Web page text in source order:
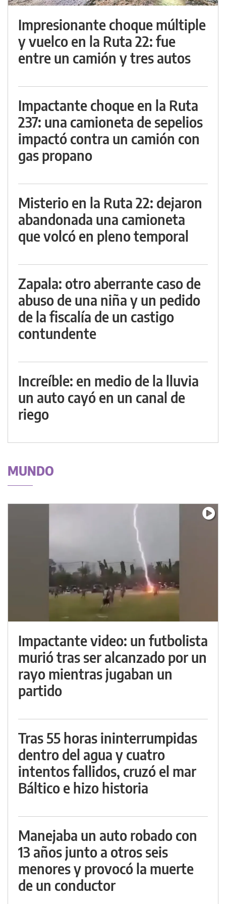
Impresionante choque múltiple
y vuelco en la Ruta 22: fue
entre un camión y tres autos
Impactante choque en la Ruta
237: una camioneta de sepelios
impactó contra un camión con
gas propano
Misterio en la Ruta 22: dejaron
abandonada una camioneta
que volcó en pleno temporal
Zapala: otro aberrante caso de
abuso de una niña y un pedido
de la fiscalía de un castigo
contundente
Increíble: en medio de la lluvia
un auto cayó en un canal de
riego
MUNDO
Impactante video: un futbolista
murió tras ser alcanzado por un
rayo mientras jugaban un
partido
Tras 55 horas ininterrumpidas
dentro del agua y cuatro
intentos fallidos, cruzó el mar
Báltico e hizo historia
Manejaba un auto robado con
13 años junto a otros seis
menores y provocó la muerte
de un conductor